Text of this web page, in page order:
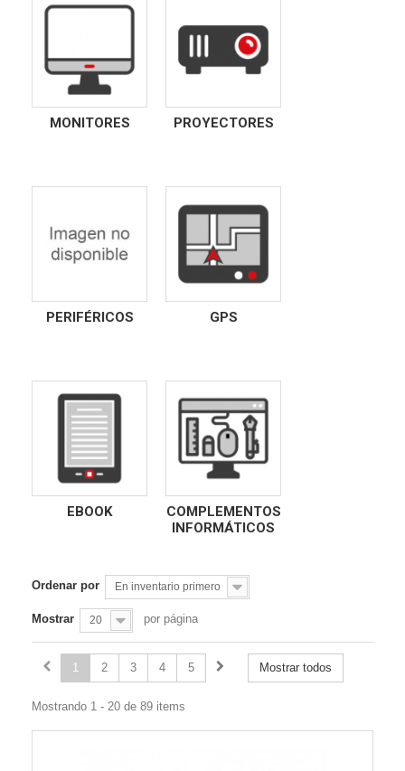
MONITORES PROYECTORES
PERIFÉRICOS GPS
EBOOK
COMPLEMENTOS
INFORMÁTICOS
Ordenar por En inventario primero
Mostrar 20 por página
Mostrar todos
1 2 3 4 5
Mostrando 1 - 20 de 89 items